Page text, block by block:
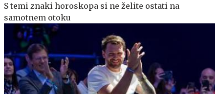
S temi znaki horoskopa si ne želite ostati na
samotnem otoku